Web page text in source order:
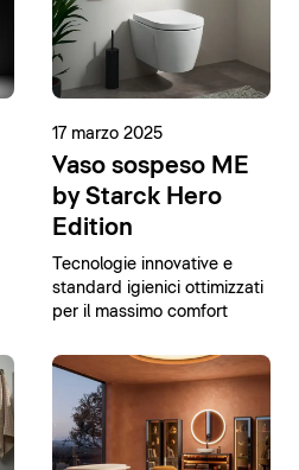
17 marzo 2025
Vaso sospeso ME
by Starck Hero
Edition
Tecnologie innovative e
standard igienici ottimizzati
per il massimo comfort